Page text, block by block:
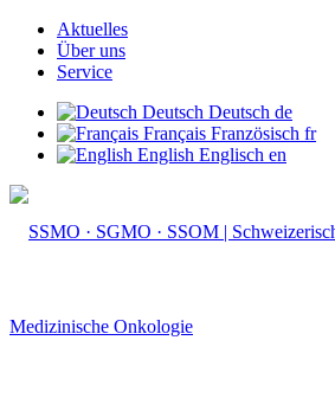
Aktuelles
Über uns
Service
Deutsch Deutsch de
Français Französisch fr
English Englisch en